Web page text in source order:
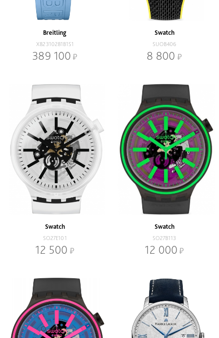
Наличие
В наличии
Кварцевый
Механический
Браслет
Диаметр, мм
Breitling
X82310281B1S1
389 100
Swatch
SUOB406
8 800
Swatch
SO27E101
12 500
Swatch
SO27B113
12 000